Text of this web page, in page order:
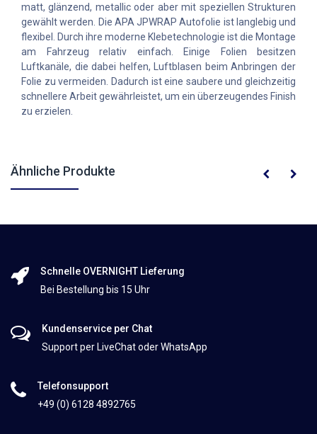
matt, glänzend, metallic oder aber mit speziellen Strukturen
gewählt werden. Die APA JPWRAP Autofolie ist langlebig und
flexibel. Durch ihre moderne Klebetechnologie ist die Montage
am Fahrzeug relativ einfach. Einige Folien besitzen
Luftkanäle, die dabei helfen, Luftblasen beim Anbringen der
Folie zu vermeiden. Dadurch ist eine saubere und gleichzeitig
schnellere Arbeit gewährleistet, um ein überzeugendes Finish
zu erzielen.
Ähnliche Produkte
Schnelle OVERNIGHT Lieferung
Bei Bestellung bis 15 Uhr
Kundenservice per Chat
Support per LiveChat oder WhatsApp
Telefonsupport
+49 (0) 6128 4892765